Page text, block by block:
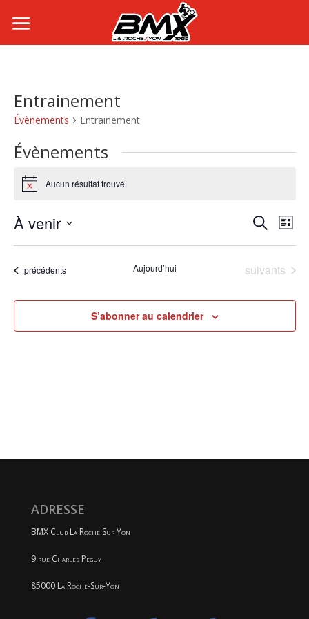
Entrainement
Évènements Entrainement
Évènements
Notice Aucun résultat trouvé.
de
Recherche
de
Liste
À venir
date.Évènements
précédents Aujourd’hui Évènements
suivants
S’abonner au calendrier
ADRESSE
BMX Club La Roche Sur Yon
9 rue Charles Peguy
85000 La Roche-Sur-Yon